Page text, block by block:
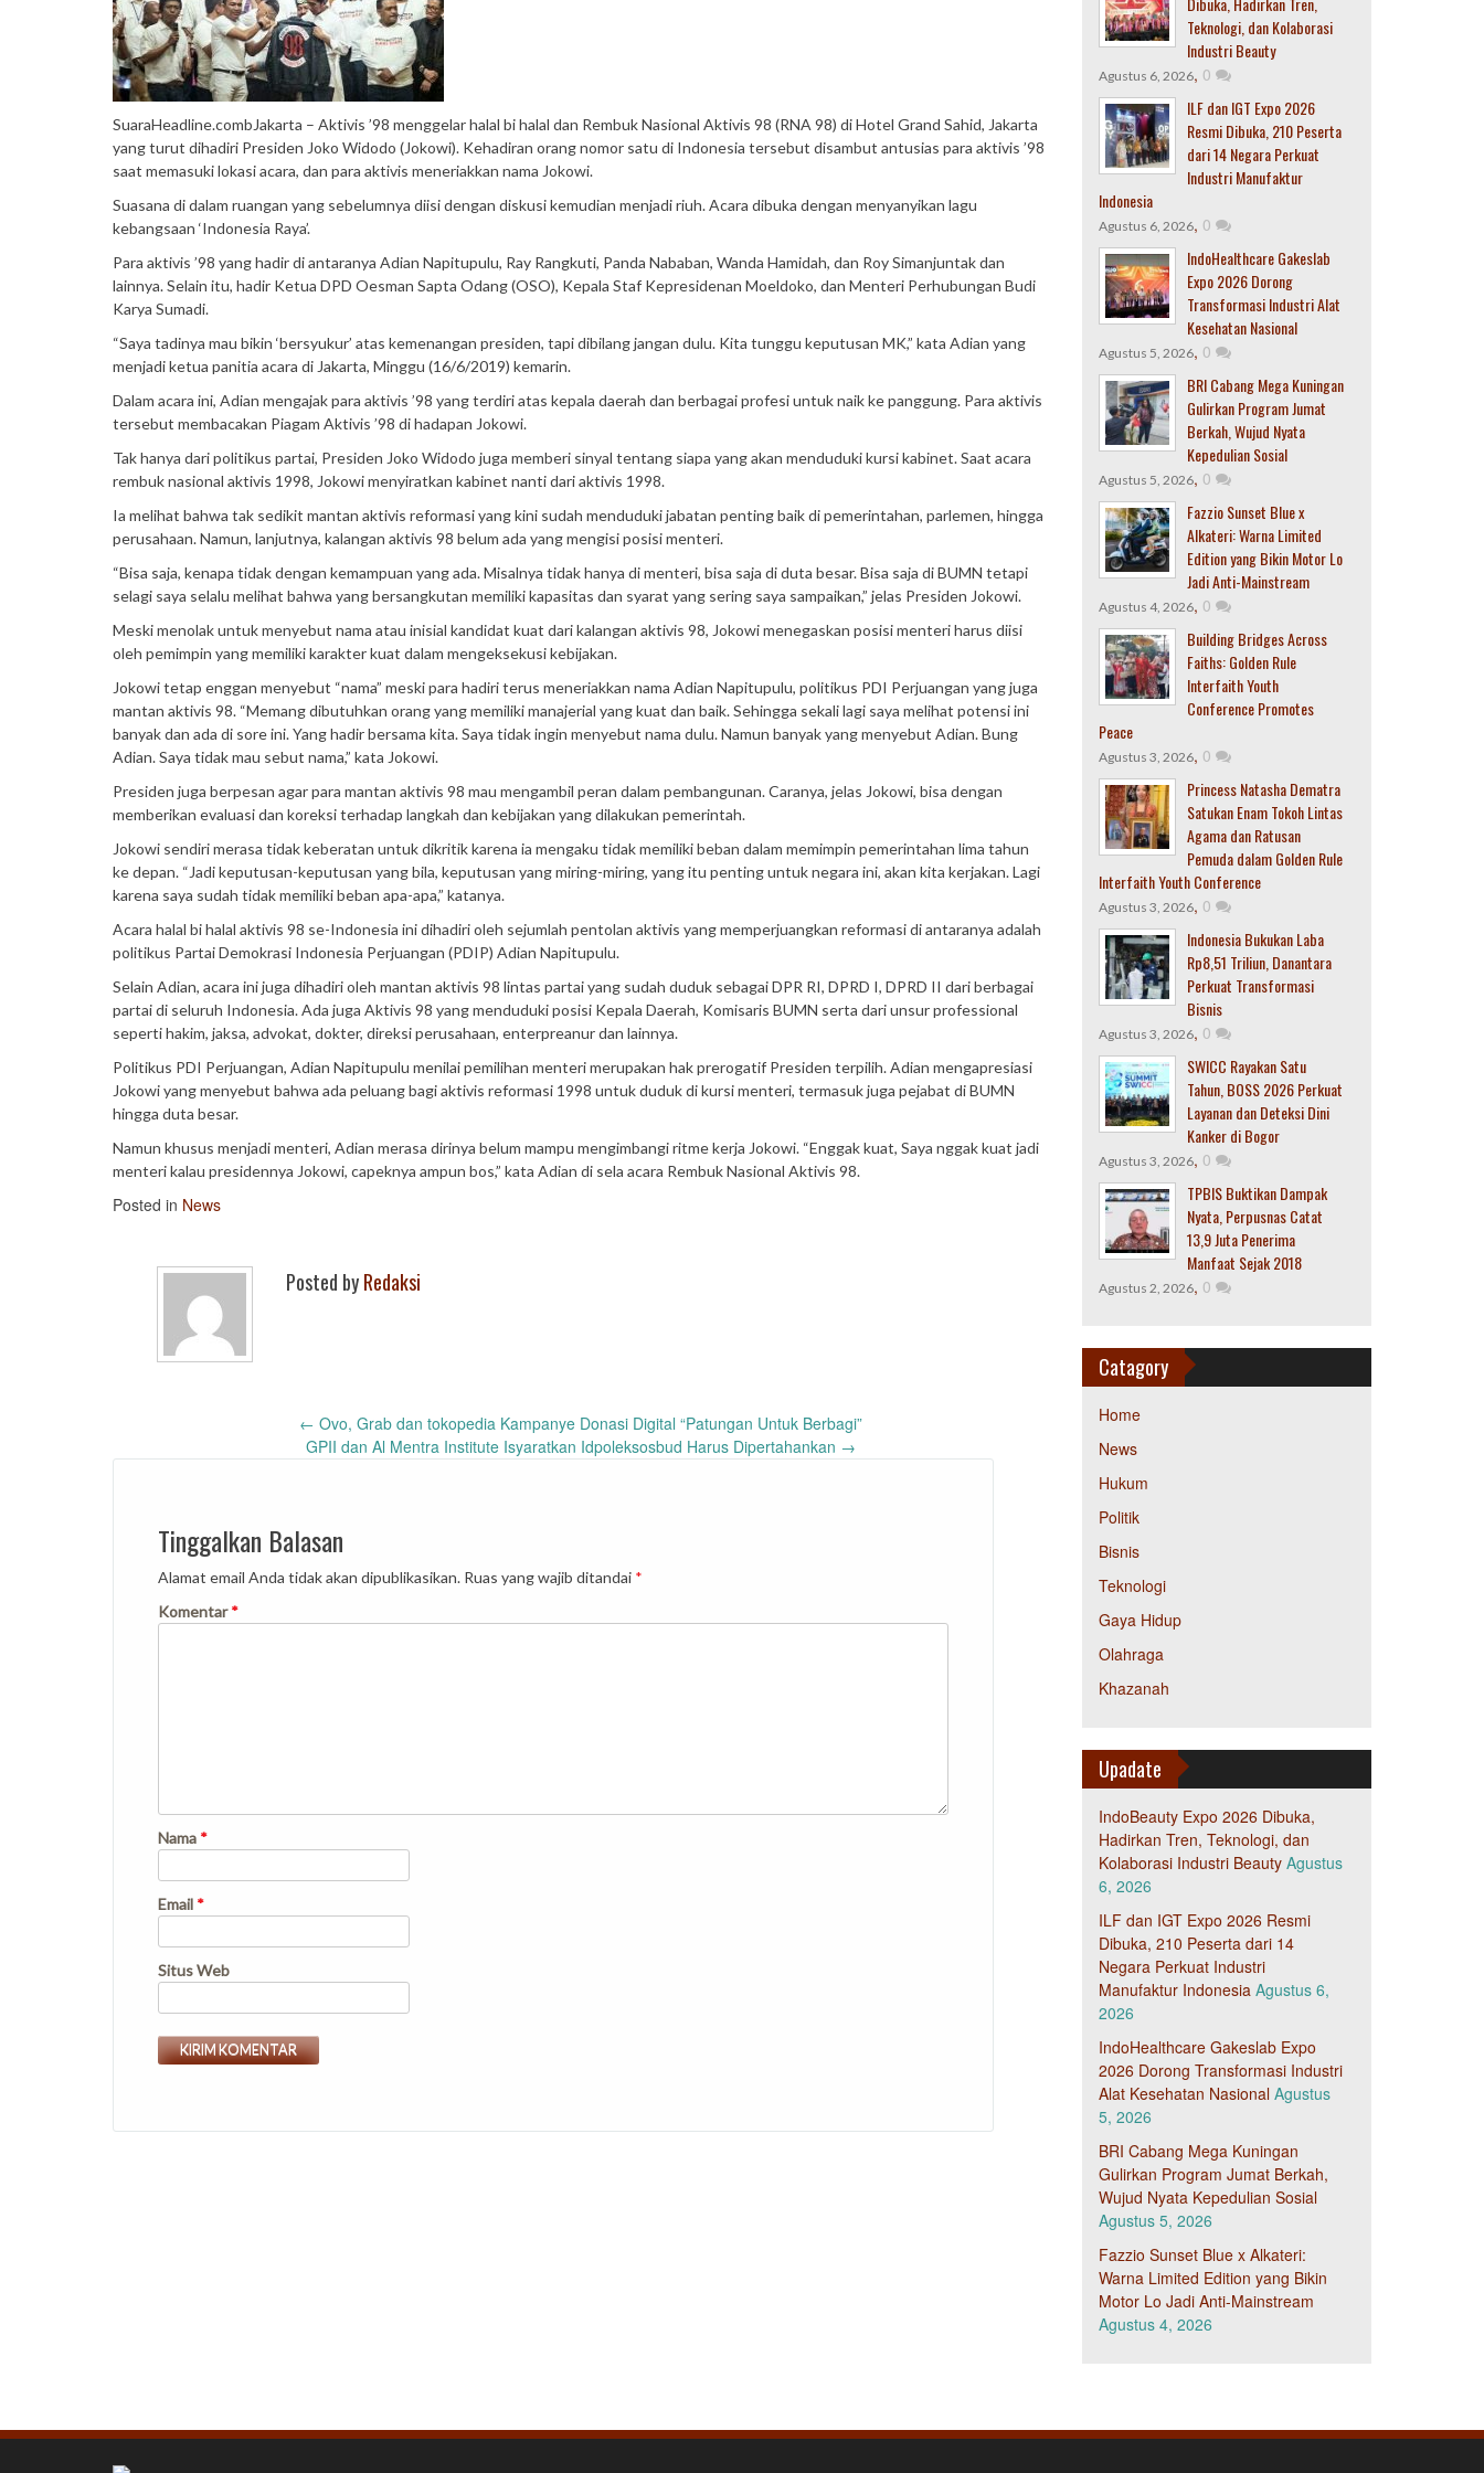
SuaraHeadline.combJakarta – Aktivis ’98 menggelar halal bi halal dan Rembuk Nasional Aktivis 98 (RNA 98) di Hotel Grand Sahid, Jakarta
yang turut dihadiri Presiden Joko Widodo (Jokowi). Kehadiran orang nomor satu di Indonesia tersebut disambut antusias para aktivis ’98
saat memasuki lokasi acara, dan para aktivis meneriakkan nama Jokowi.
Suasana di dalam ruangan yang sebelumnya diisi dengan diskusi kemudian menjadi riuh. Acara dibuka dengan menyanyikan lagu
kebangsaan ‘Indonesia Raya’.
Para aktivis ’98 yang hadir di antaranya Adian Napitupulu, Ray Rangkuti, Panda Nababan, Wanda Hamidah, dan Roy Simanjuntak dan
lainnya. Selain itu, hadir Ketua DPD Oesman Sapta Odang (OSO), Kepala Staf Kepresidenan Moeldoko, dan Menteri Perhubungan Budi
Karya Sumadi.
“Saya tadinya mau bikin ‘bersyukur’ atas kemenangan presiden, tapi dibilang jangan dulu. Kita tunggu keputusan MK,” kata Adian yang
menjadi ketua panitia acara di Jakarta, Minggu (16/6/2019) kemarin.
Dalam acara ini, Adian mengajak para aktivis ’98 yang terdiri atas kepala daerah dan berbagai profesi untuk naik ke panggung. Para aktivis
tersebut membacakan Piagam Aktivis ’98 di hadapan Jokowi.
Tak hanya dari politikus partai, Presiden Joko Widodo juga memberi sinyal tentang siapa yang akan menduduki kursi kabinet. Saat acara
rembuk nasional aktivis 1998, Jokowi menyiratkan kabinet nanti dari aktivis 1998.
Ia melihat bahwa tak sedikit mantan aktivis reformasi yang kini sudah menduduki jabatan penting baik di pemerintahan, parlemen, hingga
perusahaan. Namun, lanjutnya, kalangan aktivis 98 belum ada yang mengisi posisi menteri.
“Bisa saja, kenapa tidak dengan kemampuan yang ada. Misalnya tidak hanya di menteri, bisa saja di duta besar. Bisa saja di BUMN tetapi
selagi saya selalu melihat bahwa yang bersangkutan memiliki kapasitas dan syarat yang sering saya sampaikan,” jelas Presiden Jokowi.
Meski menolak untuk menyebut nama atau inisial kandidat kuat dari kalangan aktivis 98, Jokowi menegaskan posisi menteri harus diisi
oleh pemimpin yang memiliki karakter kuat dalam mengeksekusi kebijakan.
Jokowi tetap enggan menyebut “nama” meski para hadiri terus meneriakkan nama Adian Napitupulu, politikus PDI Perjuangan yang juga
mantan aktivis 98. “Memang dibutuhkan orang yang memiliki manajerial yang kuat dan baik. Sehingga sekali lagi saya melihat potensi ini
banyak dan ada di sore ini. Yang hadir bersama kita. Saya tidak ingin menyebut nama dulu. Namun banyak yang menyebut Adian. Bung
Adian. Saya tidak mau sebut nama,” kata Jokowi.
Presiden juga berpesan agar para mantan aktivis 98 mau mengambil peran dalam pembangunan. Caranya, jelas Jokowi, bisa dengan
memberikan evaluasi dan koreksi terhadap langkah dan kebijakan yang dilakukan pemerintah.
Jokowi sendiri merasa tidak keberatan untuk dikritik karena ia mengaku tidak memiliki beban dalam memimpin pemerintahan lima tahun
ke depan. “Jadi keputusan-keputusan yang bila, keputusan yang miring-miring, yang itu penting untuk negara ini, akan kita kerjakan. Lagi
karena saya sudah tidak memiliki beban apa-apa,” katanya.
Acara halal bi halal aktivis 98 se-Indonesia ini dihadiri oleh sejumlah pentolan aktivis yang memperjuangkan reformasi di antaranya adalah
politikus Partai Demokrasi Indonesia Perjuangan (PDIP) Adian Napitupulu.
Selain Adian, acara ini juga dihadiri oleh mantan aktivis 98 lintas partai yang sudah duduk sebagai DPR RI, DPRD I, DPRD II dari berbagai
partai di seluruh Indonesia. Ada juga Aktivis 98 yang menduduki posisi Kepala Daerah, Komisaris BUMN serta dari unsur professional
seperti hakim, jaksa, advokat, dokter, direksi perusahaan, enterpreanur dan lainnya.
Politikus PDI Perjuangan, Adian Napitupulu menilai pemilihan menteri merupakan hak prerogatif Presiden terpilih. Adian mengapresiasi
Jokowi yang menyebut bahwa ada peluang bagi aktivis reformasi 1998 untuk duduk di kursi menteri, termasuk juga pejabat di BUMN
hingga duta besar.
Namun khusus menjadi menteri, Adian merasa dirinya belum mampu mengimbangi ritme kerja Jokowi. “Enggak kuat, Saya nggak kuat jadi
menteri kalau presidennya Jokowi, capeknya ampun bos,” kata Adian di sela acara Rembuk Nasional Aktivis 98.
Posted in News
Posted byRedaksi
navigation
← Ovo, Grab dan tokopedia Kampanye Donasi Digital “Patungan Untuk Berbagi”
GPII dan Al Mentra Institute Isyaratkan Idpoleksosbud Harus Dipertahankan →
Tinggalkan Balasan
Alamat email Anda tidak akan dipublikasikan. Ruas yang wajib ditandai *
Komentar*
Nama *
Email *
Situs Web
Teknologi, dan Kolaborasi
Industri Beauty
Agustus 6, 2026, 0
ILF dan IGT Expo 2026
Resmi Dibuka, 210 Peserta
dari 14 Negara Perkuat
Industri Manufaktur
Indonesia
Agustus 6, 2026, 0
IndoHealthcare Gakeslab
Expo 2026 Dorong
Transformasi Industri Alat
Kesehatan Nasional
Agustus 5, 2026, 0
BRI Cabang Mega Kuningan
Gulirkan Program Jumat
Berkah, Wujud Nyata
Kepedulian Sosial
Agustus 5, 2026, 0
Fazzio Sunset Blue x
Alkateri: Warna Limited
Edition yang Bikin Motor Lo
Jadi Anti-Mainstream
Agustus 4, 2026, 0
Building Bridges Across
Faiths: Golden Rule
Interfaith Youth
Conference Promotes
Peace
Agustus 3, 2026, 0
Princess Natasha Dematra
Satukan Enam Tokoh Lintas
Agama dan Ratusan
Pemuda dalam Golden Rule
Interfaith Youth Conference
Agustus 3, 2026, 0
Indonesia Bukukan Laba
Rp8,51 Triliun, Danantara
Perkuat Transformasi
Bisnis
Agustus 3, 2026, 0
SWICC Rayakan Satu
Tahun, BOSS 2026 Perkuat
Layanan dan Deteksi Dini
Kanker di Bogor
Agustus 3, 2026, 0
TPBIS Buktikan Dampak
Nyata, Perpusnas Catat
13,9 Juta Penerima
Manfaat Sejak 2018
Agustus 2, 2026, 0
Catagory
Home
News
Hukum
Politik
Bisnis
Teknologi
Gaya Hidup
Olahraga
Khazanah
Upadate
IndoBeauty Expo 2026 Dibuka,
Hadirkan Tren, Teknologi, dan
Kolaborasi Industri Beauty Agustus
6, 2026
ILF dan IGT Expo 2026 Resmi
Dibuka, 210 Peserta dari 14
Negara Perkuat Industri
Manufaktur Indonesia Agustus 6,
2026
IndoHealthcare Gakeslab Expo
2026 Dorong Transformasi Industri
Alat Kesehatan Nasional Agustus
5, 2026
BRI Cabang Mega Kuningan
Gulirkan Program Jumat Berkah,
Wujud Nyata Kepedulian Sosial
Agustus 5, 2026
Fazzio Sunset Blue x Alkateri:
Warna Limited Edition yang Bikin
Motor Lo Jadi Anti-Mainstream
Agustus 4, 2026